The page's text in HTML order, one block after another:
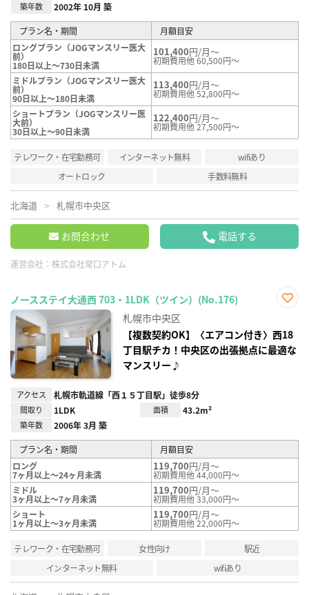
築年数 2002年 10月 築
プラン名・期間
月額目安
ロングプラン（JOGマンスリー医大
前）
180日以上～730日未満
101,400円/月～
初期費用他 60,500円～
ミドルプラン（JOGマンスリー医大
前）
90日以上～180日未満
113,400円/月～
初期費用他 52,800円～
ショートプラン（JOGマンスリー医
大前）
30日以上～90日未満
122,400円/月～
初期費用他 27,500円～
テレワーク・在宅勤務可 インターネット無料
wifiあり
オートロック
手数料無料
北海道 札幌市中央区
お問合わせ 電話する
運営会社： 株式会社常口アトム
ノースステイ大通西 703・1LDK（ツイン）(No.176)
り登
録
札幌市中央区
【複数契約OK】〈エアコン付き〉西18
丁目駅チカ！中央区の出張拠点に最適な
マンスリー♪
アクセス 札幌市軌道線「西１５丁目駅」徒歩8分
間取り 1LDK 面積 43.2m²
築年数 2006年 3月 築
プラン名・期間
月額目安
ロング
7ヶ月以上～24ヶ月未満
119,700円/月～
初期費用他 44,000円～
ミドル
3ヶ月以上～7ヶ月未満
119,700円/月～
初期費用他 33,000円～
ショート
1ヶ月以上～3ヶ月未満
119,700円/月～
初期費用他 22,000円～
テレワーク・在宅勤務可 女性向け
駅近
インターネット無料
wifiあり